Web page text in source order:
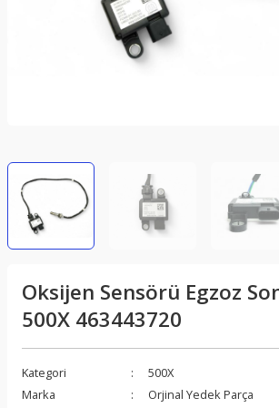
Oksijen Sensörü Egzoz
500X 463443720
Kategori
500X
Marka
Orjinal Yedek Parça